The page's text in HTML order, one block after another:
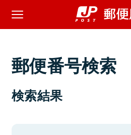
郵便番号検索
検索結果